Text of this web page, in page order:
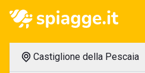
Castiglione della Pescaia